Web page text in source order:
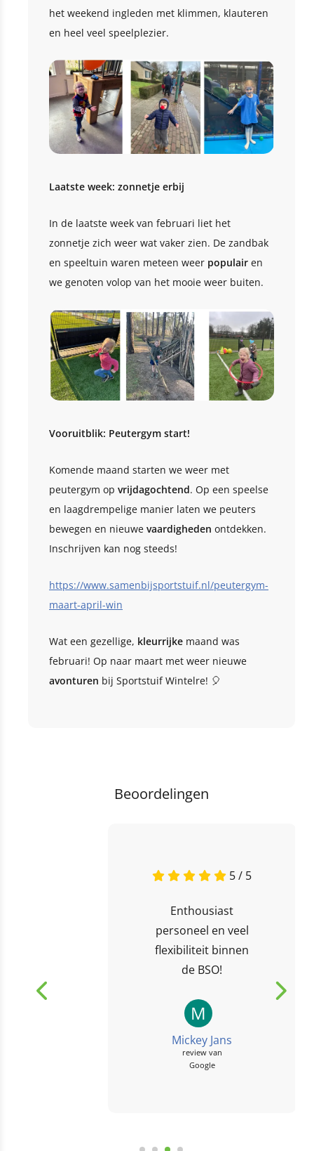
het weekend ingleden met klimmen, klauteren
en heel veel speelplezier.
Laatste week: zonnetje erbij
In de laatste week van februari liet het
zonnetje zich weer wat vaker zien. De zandbak
en speeltuin waren meteen weer populair en
we genoten volop van het mooie weer buiten.
Vooruitblik: Peutergym start!
Komende maand starten we weer met
peutergym op vrijdagochtend. Op een speelse
en laagdrempelige manier laten we peuters
bewegen en nieuwe vaardigheden ontdekken.
Inschrijven kan nog steeds!
https://www.samenbijsportstuif.nl/peutergym-
maart-april-win
Wat een gezellige, kleurrijke maand was
februari! Op naar maart met weer nieuwe
avonturen bij Sportstuif Wintelre! 🎈
Beoordelingen
5 / 5
Enthousiast
personeel en veel
flexibiliteit binnen
Mickey Jans